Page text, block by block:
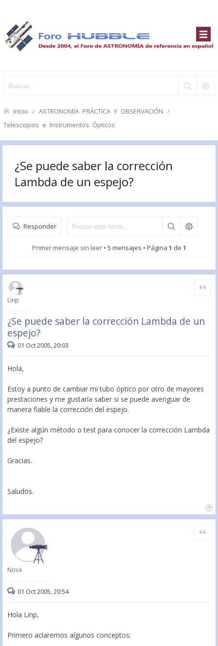
Inicio ASTRONOMÍA PRÁCTICA Y OBSERVACIÓN
Telescopios e Instrumentos Ópticos
¿Se puede saber la corrección
Lambda de un espejo?
Responder
Primer mensaje sin leer• 5 mensajes • Página 1 de 1
Linp
¿Se puede saber la corrección Lambda de un
espejo?
Citar
01 Oct 2005, 20:03
Hola,
Estoy a punto de cambiar mi tubo óptico por otro de mayores
prestaciones y me gustaría saber si se puede averiguar de
manera fiable la corrección del espejo.
¿Existe algún método o test para conocer la corrección Lambda
del espejo?
Gracias.
Saludos.
Nova
Citar
01 Oct 2005, 20:54
Hola Linp,
Primero aclaremos algunos conceptos: